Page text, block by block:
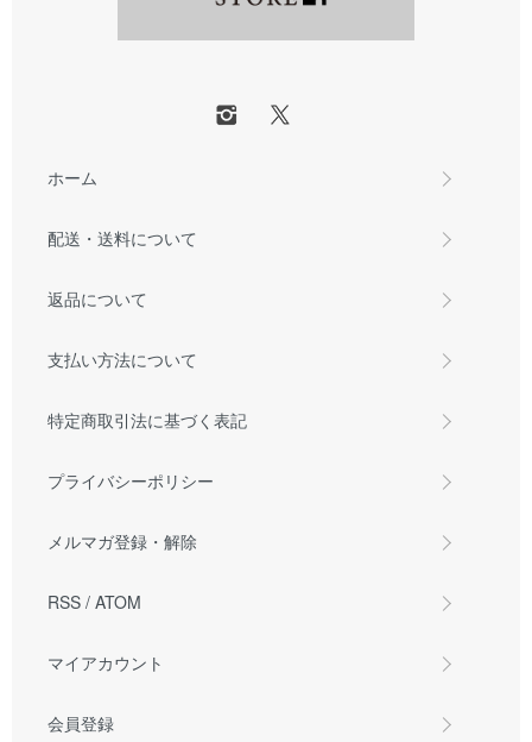
ホーム
配送・送料について
返品について
支払い方法について
特定商取引法に基づく表記
プライバシーポリシー
メルマガ登録・解除
RSS / ATOM
マイアカウント
会員登録